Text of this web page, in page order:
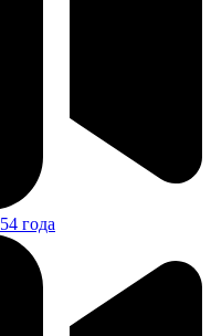
года